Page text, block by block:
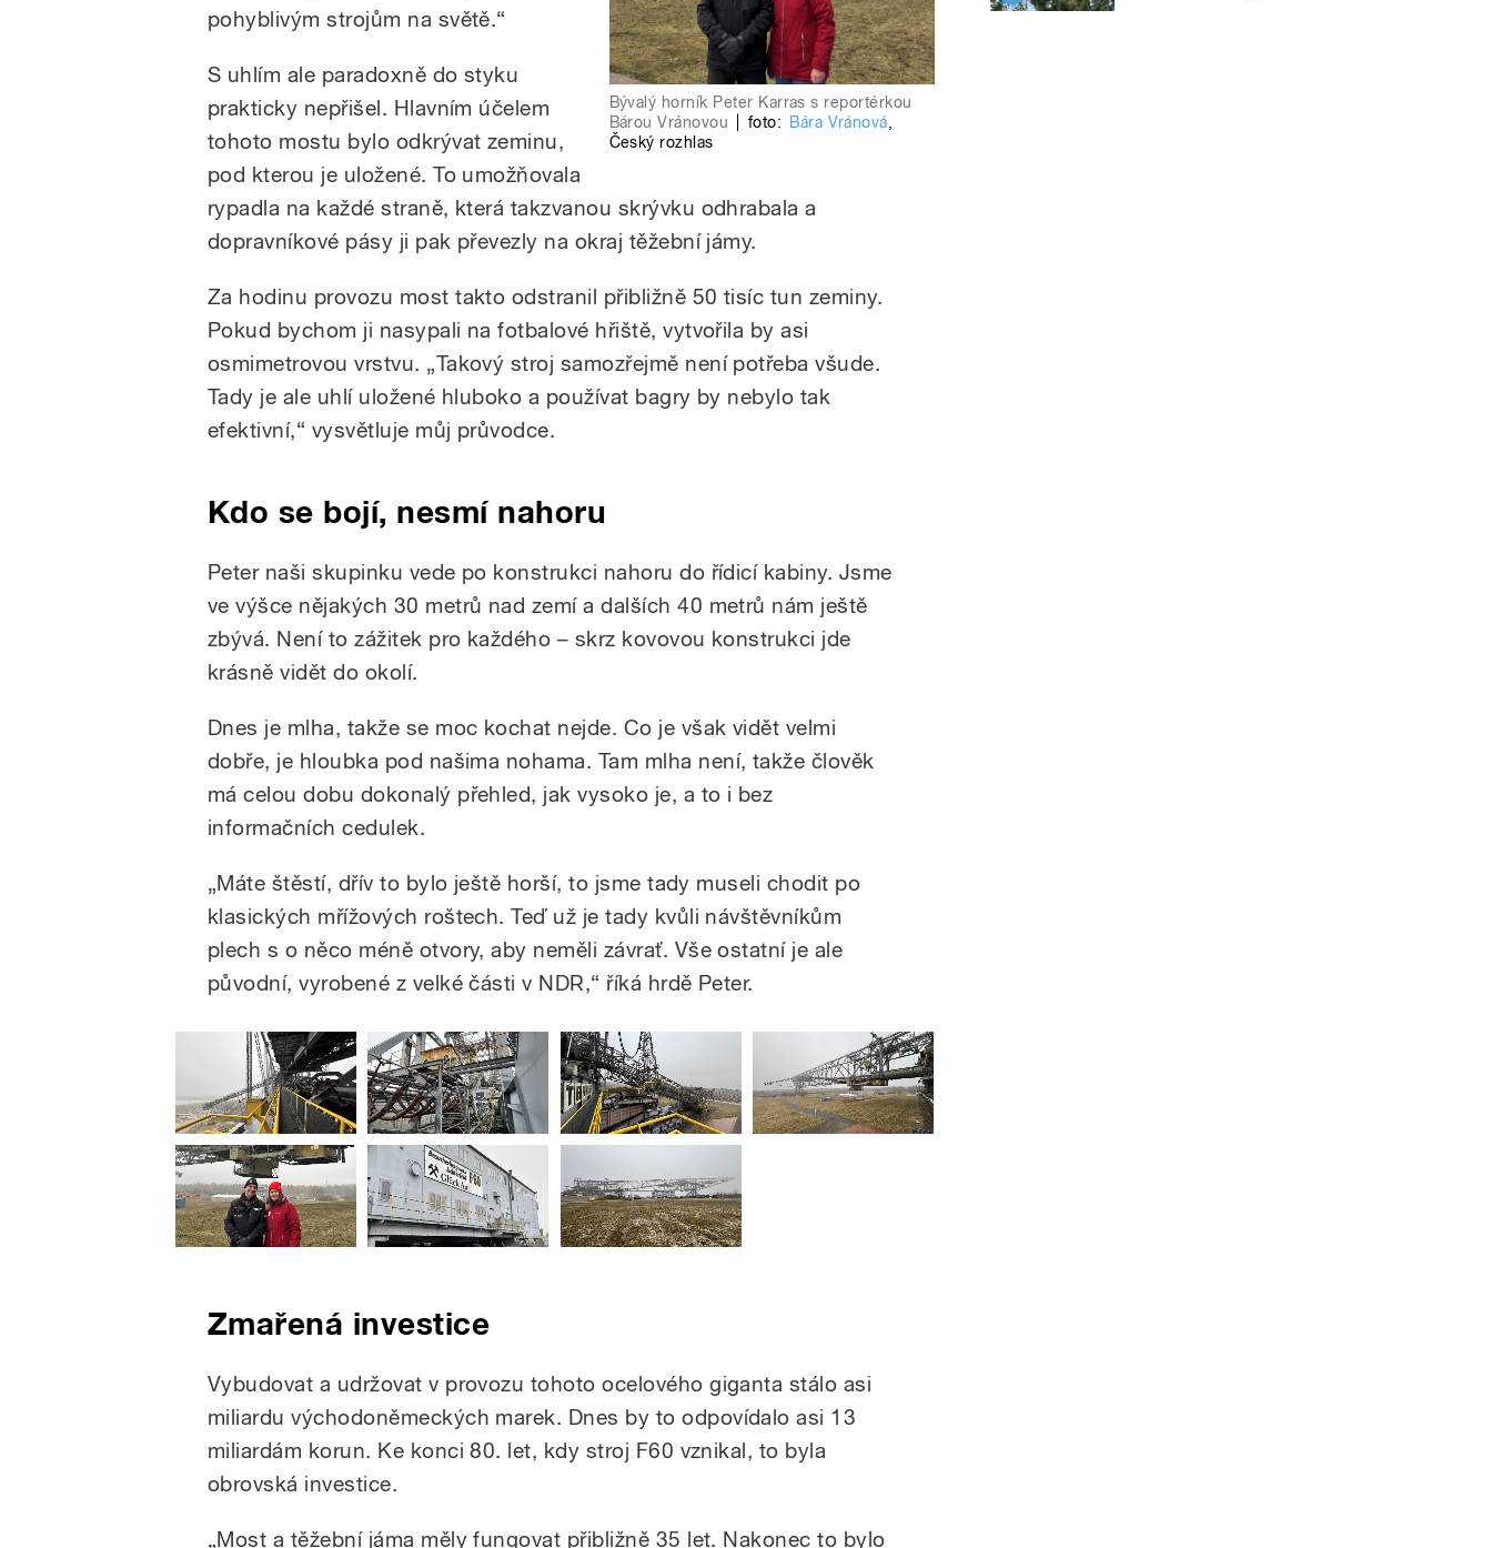
Bývalý horník Peter Karras s reportérkou
Bárou Vránovou
foto: Bára Vránová,
Český rozhlas
pohyblivým strojům na světě.“
S uhlím ale paradoxně do styku
prakticky nepřišel. Hlavním účelem
tohoto mostu bylo odkrývat zeminu,
pod kterou je uložené. To umožňovala
rypadla na každé straně, která takzvanou skrývku odhrabala a
dopravníkové pásy ji pak převezly na okraj těžební jámy.
Za hodinu provozu most takto odstranil přibližně 50 tisíc tun zeminy.
Pokud bychom ji nasypali na fotbalové hřiště, vytvořila by asi
osmimetrovou vrstvu. „Takový stroj samozřejmě není potřeba všude.
Tady je ale uhlí uložené hluboko a používat bagry by nebylo tak
efektivní,“ vysvětluje můj průvodce.
Kdo se bojí, nesmí nahoru
Peter naši skupinku vede po konstrukci nahoru do řídicí kabiny. Jsme
ve výšce nějakých 30 metrů nad zemí a dalších 40 metrů nám ještě
zbývá. Není to zážitek pro každého – skrz kovovou konstrukci jde
krásně vidět do okolí.
Dnes je mlha, takže se moc kochat nejde. Co je však vidět velmi
dobře, je hloubka pod našima nohama. Tam mlha není, takže člověk
má celou dobu dokonalý přehled, jak vysoko je, a to i bez
informačních cedulek.
„Máte štěstí, dřív to bylo ještě horší, to jsme tady museli chodit po
klasických mřížových roštech. Teď už je tady kvůli návštěvníkům
plech s o něco méně otvory, aby neměli závrať. Vše ostatní je ale
původní, vyrobené z velké části v NDR,“ říká hrdě Peter.
Zmařená investice
Vybudovat a udržovat v provozu tohoto ocelového giganta stálo asi
miliardu východoněmeckých marek. Dnes by to odpovídalo asi 13
miliardám korun. Ke konci 80. let, kdy stroj F60 vznikal, to byla
obrovská investice.
„Most a těžební jáma měly fungovat přibližně 35 let. Nakonec to bylo